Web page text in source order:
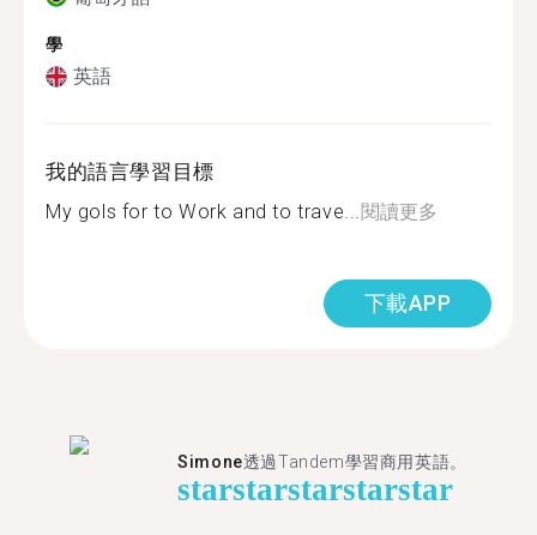
學
英語
我的語言學習目標
My gols for to Work and to trave...閱讀更多
下載APP
Simone透過Tandem學習商用英語。
starstarstarstarstar